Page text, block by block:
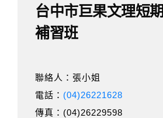
台中市巨果文理短期
補習班
聯絡人：張小姐
電話： (04)26221628
傳真：(04)26229598